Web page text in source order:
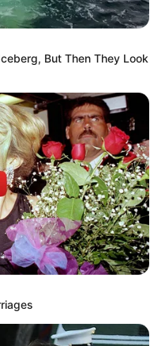
friends:
But Then They Look